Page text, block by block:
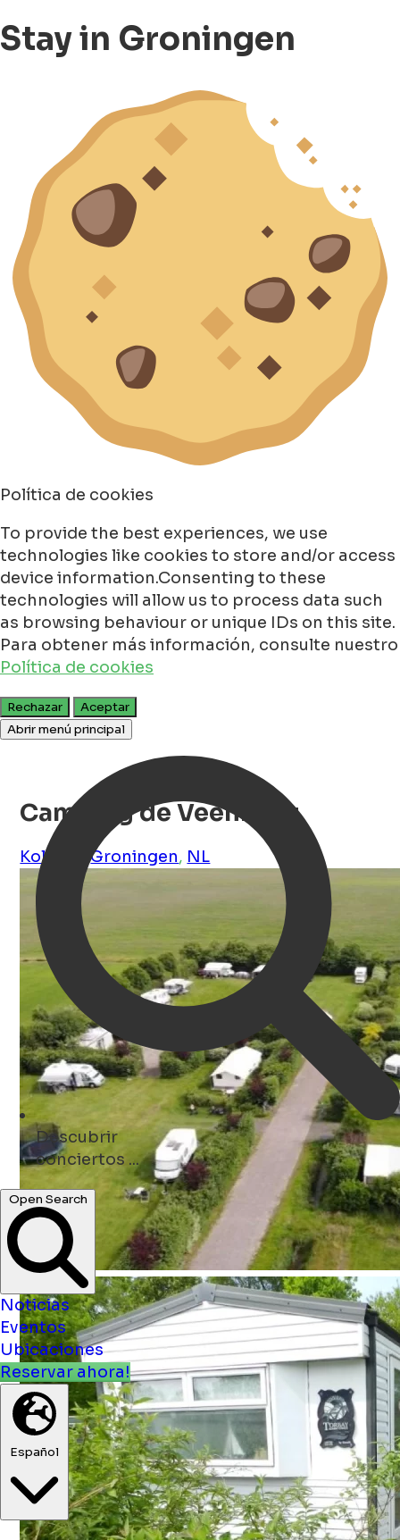
Stay in Groningen
Política de cookies
To provide the best experiences, we use
technologies like cookies to store and/or access
device information.Consenting to these
technologies will allow us to process data such
as browsing behaviour or unique IDs on this site.
Para obtener más información, consulte nuestro
Política de cookies
Rechazar
Aceptar
Abrir menú principal
Descubrir
bares ...
Open Search
Noticias
Eventos
Ubicaciones
Reservar ahora!
Español
Camping de Veenborg
Kolham ,Groningen, NL